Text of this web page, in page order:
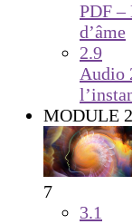
PDF –
d’âme
2.9
Audio
MODULE
7
3.1